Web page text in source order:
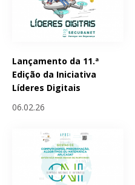
Lançamento da 11.ª
Edição da Iniciativa
Líderes Digitais
06.02.26